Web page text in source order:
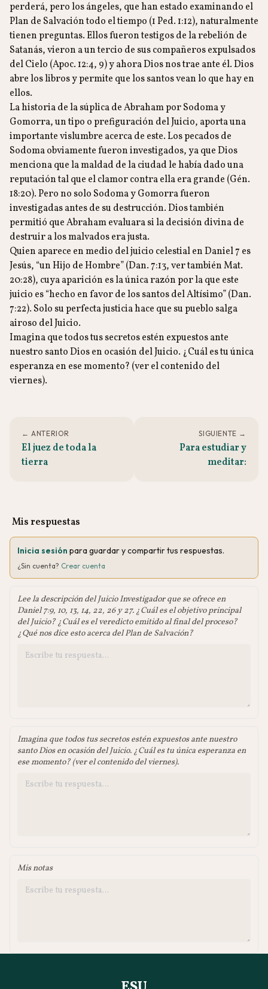
perderá, pero los ángeles, que han estado examinando el
Plan de Salvación todo el tiempo (1 Ped. 1:12), naturalmente
tienen preguntas. Ellos fueron testigos de la rebelión de
Satanás, vieron a un tercio de sus compañeros expulsados
del Cielo (Apoc. 12:4, 9) y ahora Dios nos trae ante él. Dios
abre los libros y permite que los santos vean lo que hay en
ellos.
La historia de la súplica de Abraham por Sodoma y
Gomorra, un tipo o prefiguración del Juicio, aporta una
importante vislumbre acerca de este. Los pecados de
Sodoma obviamente fueron investigados, ya que Dios
menciona que la maldad de la ciudad le había dado una
reputación tal que el clamor contra ella era grande (Gén.
18:20). Pero no solo Sodoma y Gomorra fueron
investigadas antes de su destrucción. Dios también
permitió que Abraham evaluara si la decisión divina de
destruir a los malvados era justa.
Quien aparece en medio del juicio celestial en Daniel 7 es
Jesús, “un Hijo de Hombre” (Dan. 7:13, ver también Mat.
20:28), cuya aparición es la única razón por la que este
juicio es “hecho en favor de los santos del Altísimo” (Dan.
7:22). Solo su perfecta justicia hace que su pueblo salga
airoso del Juicio.
Imagina que todos tus secretos estén expuestos ante
nuestro santo Dios en ocasión del Juicio. ¿Cuál es tu única
esperanza en ese momento? (ver el contenido del
viernes).
← ANTERIOR
El juez de toda la
tierra
SIGUIENTE →
Para estudiar y
meditar:
Mis respuestas
Inicia sesión para guardar y compartir tus respuestas.
¿Sin cuenta? Crear cuenta
Lee la descripción del Juicio Investigador que se ofrece en
Daniel 7:9, 10, 13, 14, 22, 26 y 27. ¿Cuál es el objetivo principal
del Juicio? ¿Cuál es el veredicto emitido al final del proceso?
¿Qué nos dice esto acerca del Plan de Salvación?
Imagina que todos tus secretos estén expuestos ante nuestro
santo Dios en ocasión del Juicio. ¿Cuál es tu única esperanza en
ese momento? (ver el contenido del viernes).
Mis notas